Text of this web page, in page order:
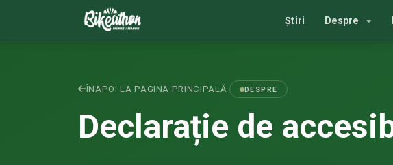
Știri Despre
ÎNAPOI LA PAGINA PRINCIPALĂ DESPRE
Declarație de